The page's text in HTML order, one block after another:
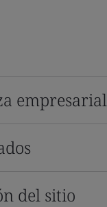
del sitio